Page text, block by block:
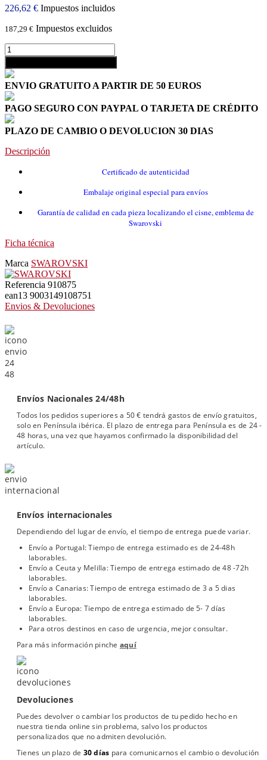
226,62 € Impuestos incluidos
187,29 € Impuestos excluidos
ENVIO GRATUITO A PARTIR DE 50 EUROS
PAGO SEGURO CON PAYPAL O TARJETA DE CRÉDITO
PLAZO DE CAMBIO O DEVOLUCION 30 DIAS
Descripción
Certificado de autenticidad
Embalaje original especial para envíos
Garantía de calidad en cada pieza localizando el cisne, emblema de
Swarovski
Ficha técnica
Marca SWAROVSKI
Referencia 910875
ean13 9003149108751
Envios & Devoluciones
Envíos Nacionales 24/48h
Todos los pedidos superiores a 50 € tendrá gastos de envío gratuitos,
solo en Península ibérica. El plazo de entrega para Península es de 24 -
48 horas, una vez que hayamos confirmado la disponibilidad del
artículo.
Envíos internacionales
Dependiendo del lugar de envío, el tiempo de entrega puede variar.
Envío a Portugal: Tiempo de entrega estimado es de 24-48h
laborables.
Envío a Ceuta y Melilla: Tiempo de entrega estimado de 48 -72h
laborables.
Envío a Canarias: Tiempo de entrega estimado de 3 a 5 dias
laborables.
Envío a Europa: Tiempo de entrega estimado de 5- 7 días
laborables.
Para otros destinos en caso de urgencia, mejor consultar.
Para más información pinche aquí
Devoluciones
Puedes devolver o cambiar los productos de tu pedido hecho en
nuestra tienda online sin problema, salvo los productos
personalizados que no admiten devolución.
Tienes un plazo de 30 días para comunicarnos el cambio o devolución